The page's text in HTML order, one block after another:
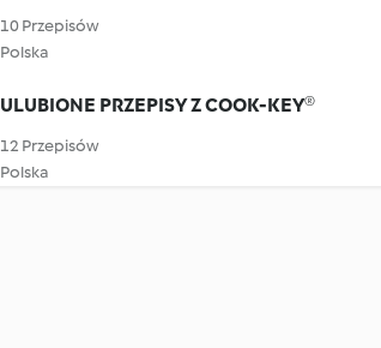
10 Przepisów
Polska
ULUBIONE PRZEPISY Z COOK-KEY®
12 Przepisów
Polska